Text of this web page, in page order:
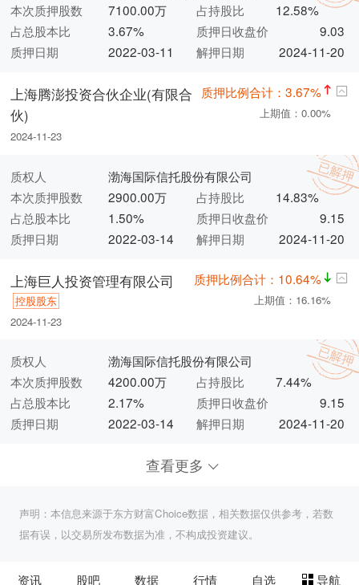
本次质押股数
7100.00万 占持股比
12.58%
占总股本比
3.67% 质押日收盘价
9.03
质押日期
2022-03-11 解押日期 2024-11-20
上海腾澎投资合伙企业(有限合
伙)
2024-11-23
质押比例合计：3.67%
上期值：0.00%
质权人
渤海国际信托股份有限公司
本次质押股数
2900.00万 占持股比
14.83%
占总股本比
1.50% 质押日收盘价
9.15
质押日期
2022-03-14 解押日期 2024-11-20
上海巨人投资管理有限公司
控股股东
2024-11-23
质押比例合计：10.64%
上期值：16.16%
质权人
渤海国际信托股份有限公司
本次质押股数
4200.00万 占持股比
7.44%
占总股本比
2.17% 质押日收盘价
9.15
质押日期
2022-03-14 解押日期 2024-11-20
查看更多
声明：本信息来源于东方财富Choice数据，相关数据仅供参考，若数
据有误，以交易所发布数据为准，不构成投资建议。
资讯 股吧 数据 行情 自选 导航